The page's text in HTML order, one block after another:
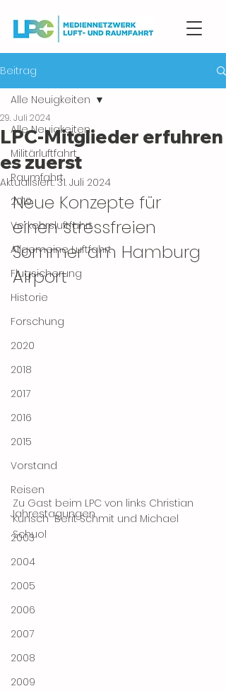
Beitrag
Alle Neuigkeiten
Militärluftfahrt
Raumfahrt
2019
Verkehrsluftfahrt
Allgemeine Luftfahrt
Flugsicherung
Historie
Forschung
2020
2018
2017
2016
2015
Vorstand
Reisen
Jahrestagungen
2003
2004
2005
2006
2007
2008
2009
Alle Neuigkeiten
LPC-Mitglieder erfuhren
es zuerst
29. Juli 2024
Aktualisiert:31. Juli 2024
Neue Konzepte für
einen stressfreien
Sommer am Hamburg
Airport
Zu Gast beim LPC von links Christian
Kunsch  Berit Schmit und Michael
Schuol